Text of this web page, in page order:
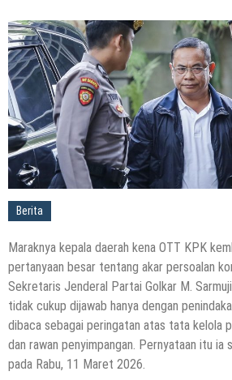
Berita
Maraknya kepala daerah kena OTT KPK
pertanyaan besar tentang akar persoalan
Sekretaris Jenderal Partai Golkar M.
tidak cukup dijawab hanya dengan
dibaca sebagai peringatan atas tata kelola
dan rawan penyimpangan. Pernyataan itu ia
pada Rabu, 11 Maret 2026.